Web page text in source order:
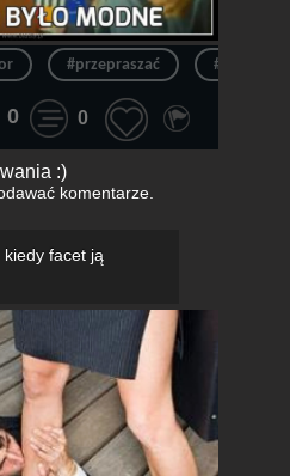
#przepraszać
0 0
:)
komentarze.
kiedy facet ją